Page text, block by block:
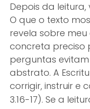
Depois da
O que o texto
revela sobre
concreta preciso
perguntas
abstrato. A
corrigir, instruir e
3.16-17). Se a